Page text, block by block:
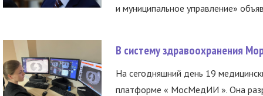
и муниципальное управление»
В систему здравоохранения
На сегодняшний день 19
платформе « МосМедИИ ». Она